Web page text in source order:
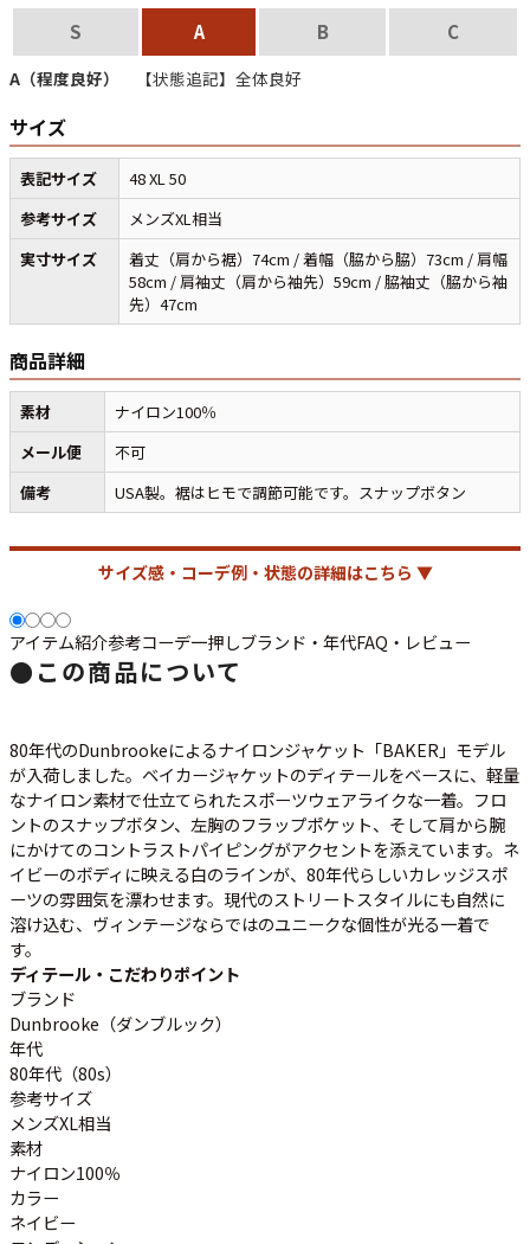
Tシャツ XS M
パンツ
W30以下
W35,W36 W37以上
Search by Maniacマニアックから探す
USA製
ボロ ミリタリー
すべてのマニアックを見る
Search by Period 年代から探す
90年代 80年代 70年代
すべての年代を見る
週刊ラッシュアウト新聞
メディア・イベント情報
Youtube 古着屋Rush Out チャンネル
S A B C
A（程度良好） 【状態追記】全体良好
サイズ
表記サイズ
48 XL 50
参考サイズ
メンズXL相当
実寸サイズ
着丈（肩から裾）74cm / 着幅（脇から脇）73cm / 肩幅
58cm / 肩袖丈（肩から袖先）59cm / 脇袖丈（脇から袖
先）47cm
商品詳細
素材
ナイロン100％
メール便
不可
備考
USA製。裾はヒモで調節可能です。スナップボタン
サイズ感・コーデ例・状態の詳細はこちら ▼
アイテム紹介参考コーデ一押しブランド・年代FAQ・レビュー
● この商品について
80年代のDunbrookeによるナイロンジャケット「BAKER」モデル
が入荷しました。ベイカージャケットのディテールをベースに、軽量
なナイロン素材で仕立てられたスポーツウェアライクな一着。フロ
ントのスナップボタン、左胸のフラップポケット、そして肩から腕
にかけてのコントラストパイピングがアクセントを添えています。ネ
イビーのボディに映える白のラインが、80年代らしいカレッジスポ
ーツの雰囲気を漂わせます。現代のストリートスタイルにも自然に
溶け込む、ヴィンテージならではのユニークな個性が光る一着で
す。
ディテール・こだわりポイント
ブランド
Dunbrooke（ダンブルック）
年代
80年代（80s）
参考サイズ
メンズXL相当
素材
ナイロン100％
カラー
ネイビー